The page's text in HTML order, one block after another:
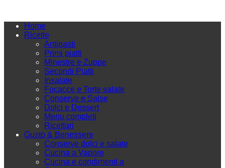
Home
Ricette
Antipasti
Primi piatti
Minestre e Zuppe
Secondi Piatti
Insalate
Focacce e Torte salate
Conserve e Salse
Dolci e Dessert
Menu completi
Ricettari
Gusto & Benessere
Conserve dolci e salate
Cucina a Vapore
Cucina e condimenti a